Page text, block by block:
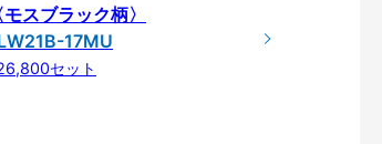
モスブラック柄〉
17MU
セット